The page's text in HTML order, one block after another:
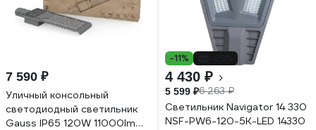
7 590 ₽
Уличный консольный
светодиодный светильник
Gauss IP65 120W 11000lm
-11%
4 430 ₽
5 599 ₽6 263 ₽
Светильник Navigator 14 330
NSF-PW6-120-5K-LED 14330